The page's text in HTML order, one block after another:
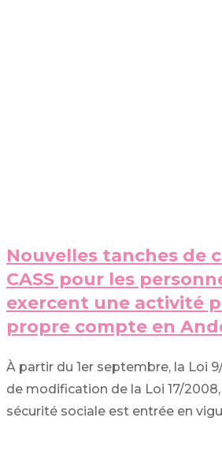
Nouvelles tanches de
CASS pour les
exercent une activité
propre compte en
À partir du 1er septembre, la Loi
de modification de la Loi 17/
sécurité sociale est entrée en